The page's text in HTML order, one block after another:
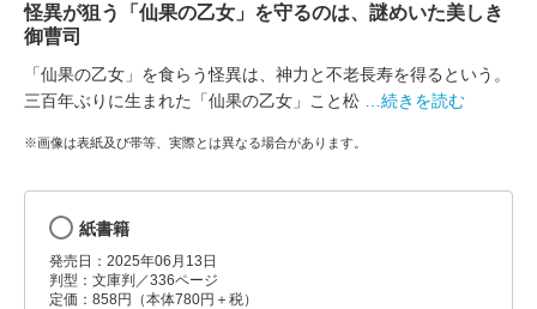
怪異が狙う「仙果の乙女」を守るのは、謎めいた美しき
御曹司
「仙果の乙女」を食らう怪異は、神力と不老長寿を得るという。
三百年ぶりに生まれた「仙果の乙女」こと松
…続きを読む
※画像は表紙及び帯等、実際とは異なる場合があります。
紙書籍
発売日：2025年06月13日
判型：文庫判／336ページ
定価：858円（本体780円＋税）